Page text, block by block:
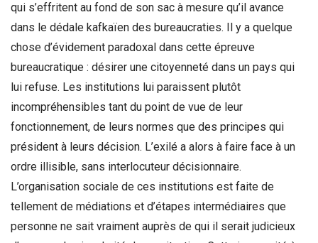
qui s’effritent au fond de son sac à mesure qu’il avance
dans le dédale kafkaïen des bureaucraties. Il y a quelque
chose d’évidement paradoxal dans cette épreuve
bureaucratique : désirer une citoyenneté dans un pays qui
lui refuse. Les institutions lui paraissent plutôt
incompréhensibles tant du point de vue de leur
fonctionnement, de leurs normes que des principes qui
président à leurs décision. L’exilé a alors à faire face à un
ordre illisible, sans interlocuteur décisionnaire.
L’organisation sociale de ces institutions est faite de
tellement de médiations et d’étapes intermédiaires que
personne ne sait vraiment auprès de qui il serait judicieux